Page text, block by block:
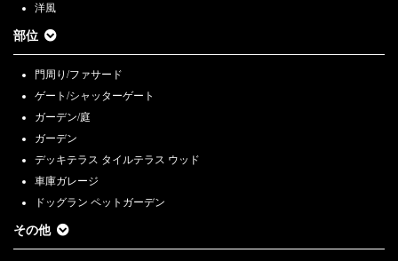
洋風
部位
門周り/ファサード
ゲート/シャッターゲート
ガーデン/庭
ガーデン
デッキテラス タイルテラス ウッド
車庫ガレージ
ドッグラン ペットガーデン
その他